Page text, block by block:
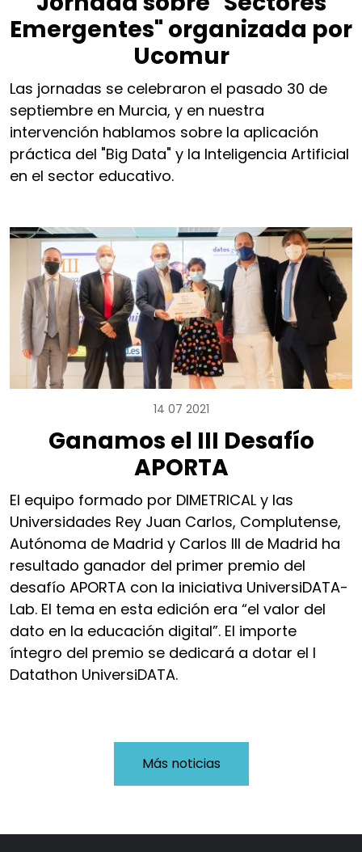
Emergentes" organizada por
Ucomur
Las jornadas se celebraron el pasado 30 de
septiembre en Murcia, y en nuestra
intervención hablamos sobre la aplicación
práctica del "Big Data" y la Inteligencia Artificial
en el sector educativo.
14 07 2021
Ganamos el III Desafío
APORTA
El equipo formado por DIMETRICAL y las
Universidades Rey Juan Carlos, Complutense,
Autónoma de Madrid y Carlos III de Madrid ha
resultado ganador del primer premio del
desafío APORTA con la iniciativa UniversiDATA-
Lab. El tema en esta edición era “el valor del
dato en la educación digital”. El importe
íntegro del premio se dedicará a dotar el I
Datathon UniversiDATA.
Más noticias